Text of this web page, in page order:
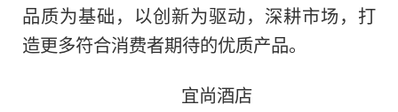
品质为基础，以创新为驱动，深耕市场，打
造更多符合消费者期待的优质产品。
宜尚酒店